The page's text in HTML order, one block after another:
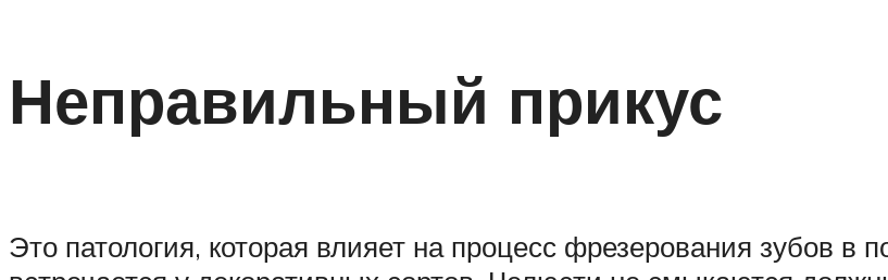
Неправильный прикус
Это патология, которая влияет на процесс фрезерования зубов